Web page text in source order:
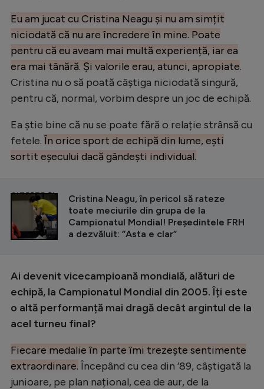
Eu am jucat cu Cristina Neagu și nu am simțit
niciodată că nu are încredere în mine. Poate
pentru că eu aveam mai multă experiență, iar ea
era mai tânără. Și valorile erau, atunci, apropiate.
Cristina nu o să poată câștiga niciodată singură,
pentru că, normal, vorbim despre un joc de echipă.
Ea știe bine că nu se poate fără o relație strânsă cu
fetele. În orice sport de echipă din lume, ești
sortit eșecului dacă gândești individual.
CITEȘTE ȘI
Cristina Neagu, în pericol să rateze
toate meciurile din grupa de la
Campionatul Mondial! Președintele FRH
a dezvăluit: ”Asta e clar”
Ai devenit vicecampioană mondială, alături de
echipă, la Campionatul Mondial din 2005. Îți este
o altă performanță mai dragă decât argintul de la
acel turneu final?
Fiecare medalie în parte îmi trezește sentimente
extraordinare. Începând cu cea din ’89, câștigată la
junioare, pe plan național, cea de aur, de la